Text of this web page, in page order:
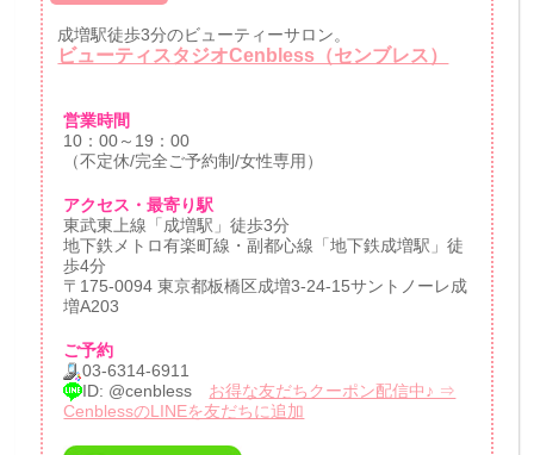
成増駅徒歩3分のビューティーサロン。
ビューティスタジオCenbless（センブレス）
営業時間
10：00～19：00
（不定休/完全ご予約制/女性専用）
アクセス・最寄り駅
東武東上線「成増駅」徒歩3分
地下鉄メトロ有楽町線・副都心線「地下鉄成増駅」徒
歩4分
〒175-0094 東京都板橋区成増3-24-15サントノーレ成
増A203
ご予約
03-6314-6911
ID: @cenbless お得な友だちクーポン配信中♪ ⇒
CenblessのLINEを友だちに追加